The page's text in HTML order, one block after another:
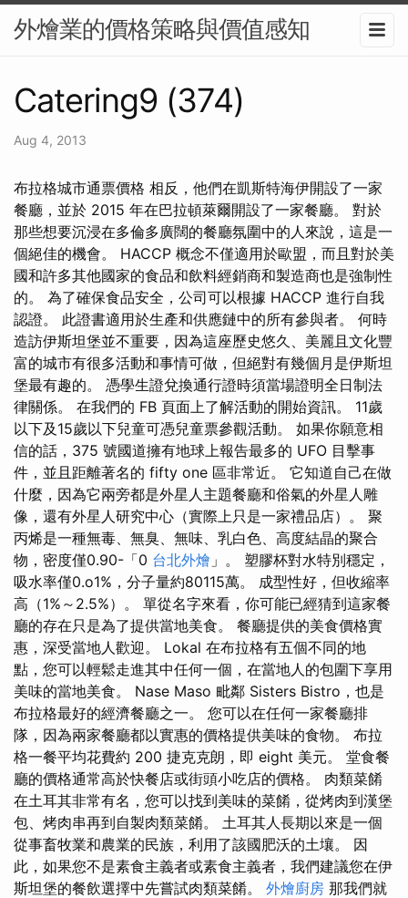
外燴業的價格策略與價值感知
Catering9 (374)
Aug 4, 2013
布拉格城市通票價格 相反，他們在凱斯特海伊開設了一家
餐廳，並於 2015 年在巴拉頓萊爾開設了一家餐廳。 對於
那些想要沉浸在多倫多廣闊的餐廳氛圍中的人來說，這是一
個絕佳的機會。 HACCP 概念不僅適用於歐盟，而且對於美
國和許多其他國家的食品和飲料經銷商和製造商也是強制性
的。 為了確保食品安全，公司可以根據 HACCP 進行自我
認證。 此證書適用於生產和供應鏈中的所有參與者。 何時
造訪伊斯坦堡並不重要，因為這座歷史悠久、美麗且文化豐
富的城市有很多活動和事情可做，但絕對有幾個月是伊斯坦
堡最有趣的。 憑學生證兌換通行證時須當場證明全日制法
律關係。 在我們的 FB 頁面上了解活動的開始資訊。 11歲
以下及15歲以下兒童可憑兒童票參觀活動。 如果你願意相
信的話，375 號國道擁有地球上報告最多的 UFO 目擊事
件，並且距離著名的 fifty one 區非常近。 它知道自己在做
什麼，因為它兩旁都是外星人主題餐廳和俗氣的外星人雕
像，還有外星人研究中心（實際上只是一家禮品店）。 聚
丙烯是一種無毒、無臭、無味、乳白色、高度結晶的聚合
物，密度僅0.90-「0 台北外燴 」。 塑膠杯對水特別穩定，
吸水率僅0.o1%，分子量約80115萬。 成型性好，但收縮率
高（1%～2.5%）。 單從名字來看，你可能已經猜到這家餐
廳的存在只是為了提供當地美食。 餐廳提供的美食價格實
惠，深受當地人歡迎。 Lokal 在布拉格有五個不同的地
點，您可以輕鬆走進其中任何一個，在當地人的包圍下享用
美味的當地美食。 Nase Maso 毗鄰 Sisters Bistro，也是
布拉格最好的經濟餐廳之一。 您可以在任何一家餐廳排
隊，因為兩家餐廳都以實惠的價格提供美味的食物。 布拉
格一餐平均花費約 200 捷克克朗，即 eight 美元。 堂食餐
廳的價格通常高於快餐店或街頭小吃店的價格。 肉類菜餚
在土耳其非常有名，您可以找到美味的菜餚，從烤肉到漢堡
包、烤肉串再到自製肉類菜餚。 土耳其人長期以來是一個
從事畜牧業和農業的民族，利用了該國肥沃的土壤。 因
此，如果您不是素食主義者或素食主義者，我們建議您在伊
斯坦堡的餐飲選擇中先嘗試肉類菜餚。 外燴廚房 那我們就